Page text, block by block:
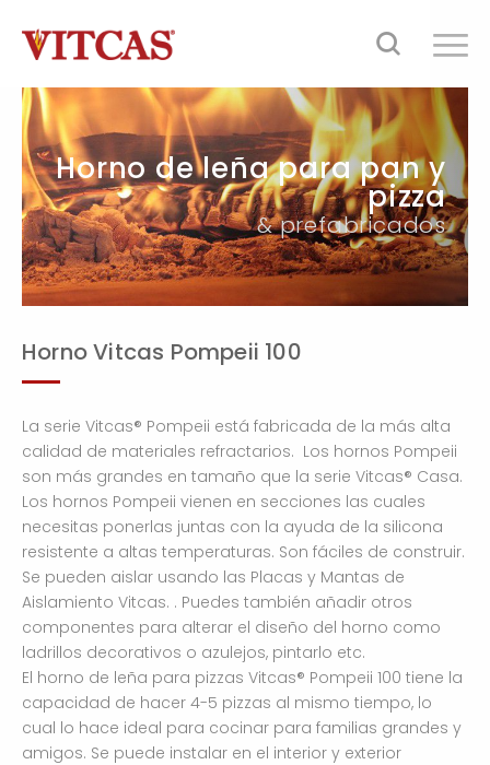
Horno de leña para pan y
pizza
& prefabricados
Horno Vitcas Pompeii 100
La serie Vitcas® Pompeii está fabricada de la más alta
calidad de materiales refractarios. Los hornos Pompeii
son más grandes en tamaño que la serie Vitcas® Casa.
Los hornos Pompeii vienen en secciones las cuales
necesitas ponerlas juntas con la ayuda de la silicona
resistente a altas temperaturas. Son fáciles de construir.
Se pueden aislar usando las Placas y Mantas de
Aislamiento Vitcas. . Puedes también añadir otros
componentes para alterar el diseño del horno como
ladrillos decorativos o azulejos, pintarlo etc.
El horno de leña para pizzas Vitcas® Pompeii 100 tiene la
capacidad de hacer 4-5 pizzas al mismo tiempo, lo
cual lo hace ideal para cocinar para familias grandes y
amigos. Se puede instalar en el interior y exterior